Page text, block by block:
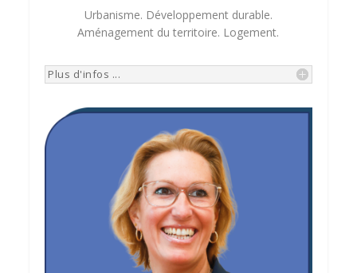
Urbanisme. Développement durable.
Aménagement du territoire. Logement.
Plus d'infos ...